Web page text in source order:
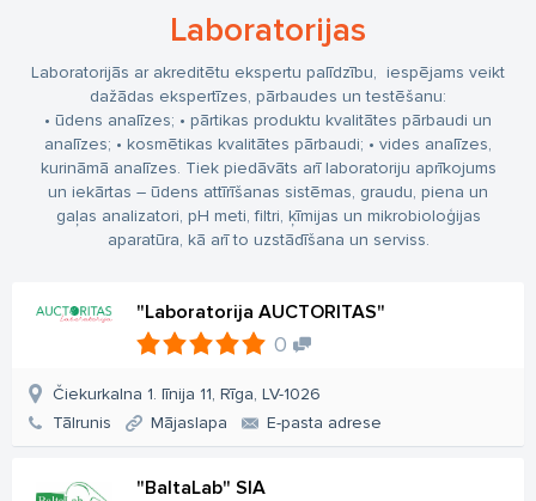
Laboratorijas
Laboratorijās ar akreditētu ekspertu palīdzību, iespējams veikt
dažādas ekspertīzes, pārbaudes un testēšanu:
• ūdens analīzes; • pārtikas produktu kvalitātes pārbaudi un
analīzes; • kosmētikas kvalitātes pārbaudi; • vides analīzes,
kurināmā analīzes. Tiek piedāvāts arī laboratoriju aprīkojums
un iekārtas – ūdens attīrīšanas sistēmas, graudu, piena un
gaļas analizatori, pH meti, filtri, ķīmijas un mikrobioloģijas
aparatūra, kā arī to uzstādīšana un serviss.
"Laboratorija AUCTORITAS"
0
Čiekurkalna 1. līnija 11, Rīga, LV-1026
Tālrunis
Mājaslapa E-pasta adrese
"BaltaLab" SIA